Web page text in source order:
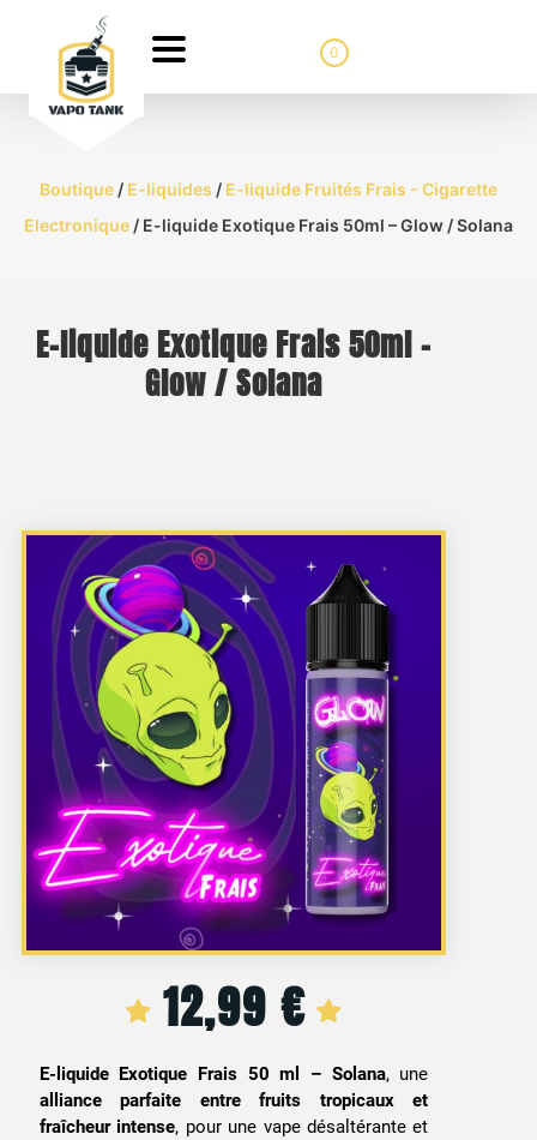
0
Boutique/ E-liquides / E-liquide Fruités Frais - Cigarette
Electronique/ E-liquide Exotique Frais 50ml – Glow / Solana
E-liquide Exotique Frais 50ml –
Glow / Solana
12,99 €
E-liquide Exotique Frais 50 ml – Solana, une
alliance parfaite entre fruits tropicaux et
fraîcheur intense, pour une vape désaltérante et